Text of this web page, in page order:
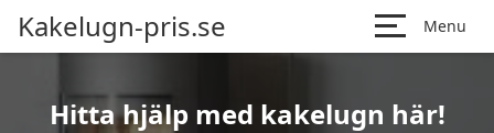
Kakelugn-pris.se Menu
Hitta hjälp med kakelugn här!